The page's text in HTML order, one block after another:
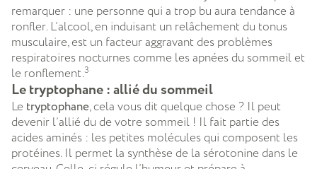
remarquer : une personne qui a trop bu aura tendance à
ronfler. L’alcool, en induisant un relâchement du tonus
musculaire, est un facteur aggravant des problèmes
respiratoires nocturnes comme les apnées du sommeil et
le ronflement.3
Le tryptophane : allié du sommeil
Le tryptophane, cela vous dit quelque chose ? Il peut
devenir l’allié du de votre sommeil ! Il fait partie des
acides aminés : les petites molécules qui composent les
protéines. Il permet la synthèse de la sérotonine dans le